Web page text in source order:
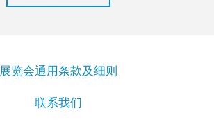
展览会通用条款及细则
联系我们